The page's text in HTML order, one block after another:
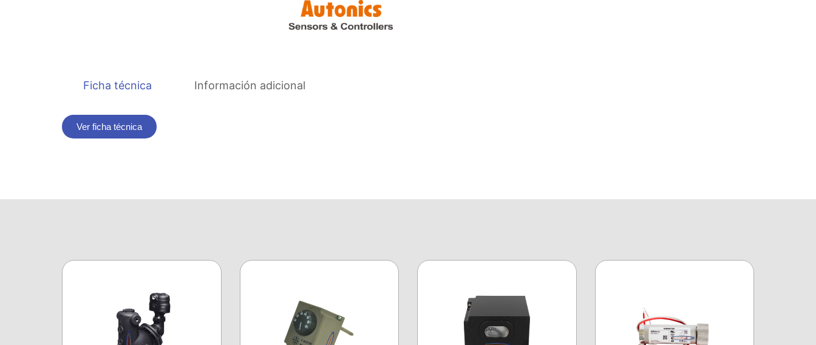
Ficha técnica Información adicional
Ver ficha técnica